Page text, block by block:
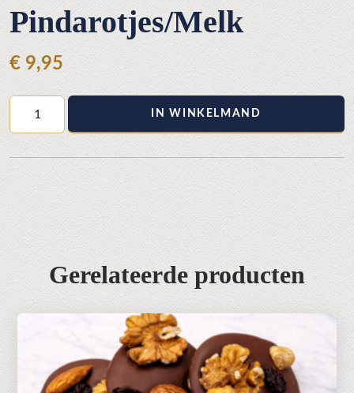
Pindarotjes/Melk
€ 9,95
Pindarotjes/Melk
aantal
IN WINKELMAND
Gerelateerde producten
Dit
meerdere
variaties.